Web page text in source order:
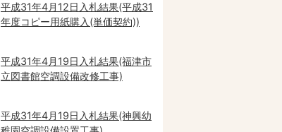
平成31年4月12日入札結果(平成31
年度コピー用紙購入(単価契約))
平成31年4月19日入札結果(福津市
立図書館空調設備改修工事)
平成31年4月19日入札結果(神興幼